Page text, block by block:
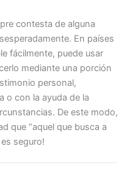
contesta de alguna
En países
fácilmente, puede usar
mediante una porción
personal,
o con la ayuda de la
De este modo,
que “aquel que busca a
seguro!